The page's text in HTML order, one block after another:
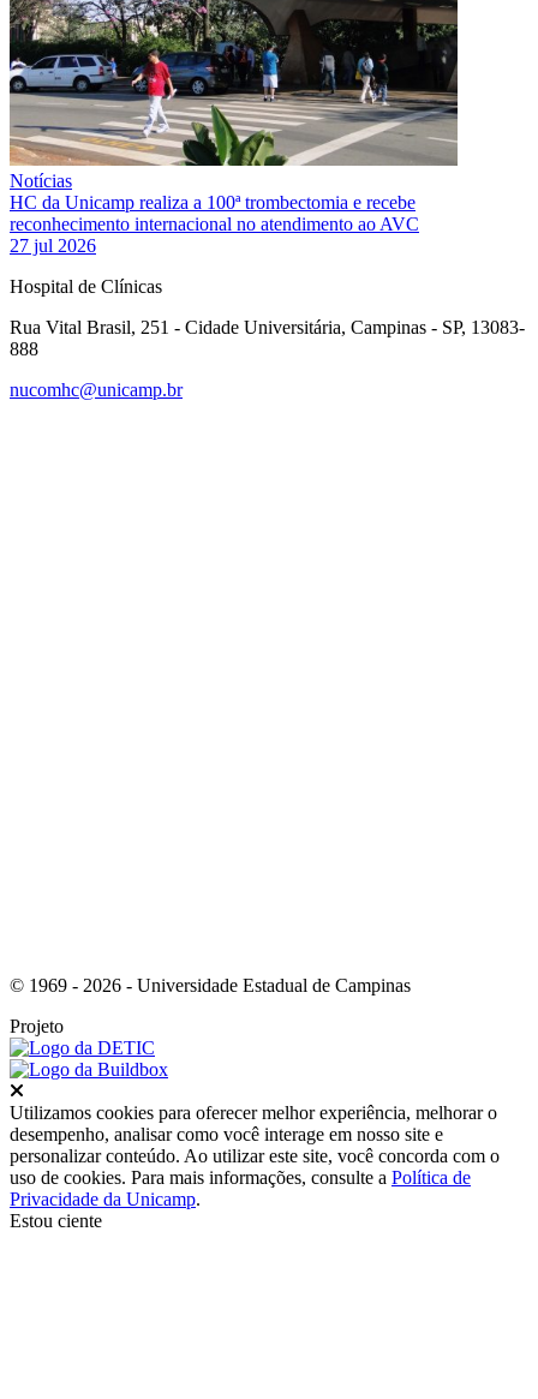
Notícias
HC da Unicamp realiza a 100ª trombectomia e recebe
reconhecimento internacional no atendimento ao AVC
27 jul 2026
Hospital de Clínicas
Rua Vital Brasil, 251 - Cidade Universitária, Campinas - SP, 13083-
888
nucomhc@unicamp.br
© 1969 - 2026 - Universidade Estadual de Campinas
Projeto
Utilizamos cookies para oferecer melhor experiência, melhorar o
desempenho, analisar como você interage em nosso site e
personalizar conteúdo. Ao utilizar este site, você concorda com o
uso de cookies. Para mais informações, consulte a Política de
Privacidade da Unicamp.
Estou ciente